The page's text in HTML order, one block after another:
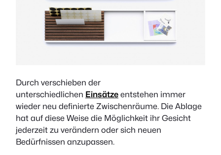
Durch verschieben der
unterschiedlichen Einsätze entstehen immer
wieder neu definierte Zwischenräume. Die Ablage
hat auf diese Weise die Möglichkeit ihr Gesicht
jederzeit zu verändern oder sich neuen
Bedürfnissen anzupassen.